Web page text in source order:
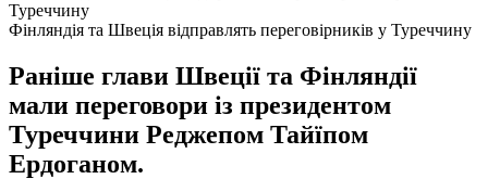
Фінляндія та Швеція відправлять переговірників у Туреччину
Раніше глави Швеції та Фінляндії
мали переговори із президентом
Туреччини Реджепом Тайїпом
Ердоганом.